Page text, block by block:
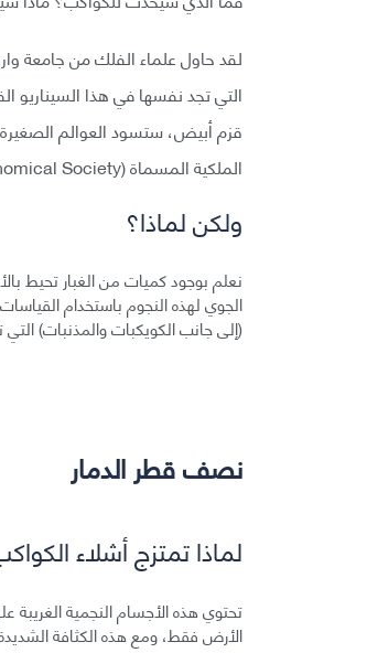
لقد حاول علماء الفلك من جامعة
التي تجد نفسها في هذا السيناريو
قزم أبيض، ستسود العوالم
الملكية المسماة (Monthly Notices of the Royal Astronomical Society).
ولكن لماذا؟
نعلم بوجود كميات من الغبار تحيط
الجوي لهذه النجوم باستخدام
(إلى جانب الكويكبات والمذنبات)
نصف قطر الدمار
لماذا تمتزج أشلاء
تحتوي هذه الأجسام النجمية
الأرض فقط، ومع هذه الكثافة